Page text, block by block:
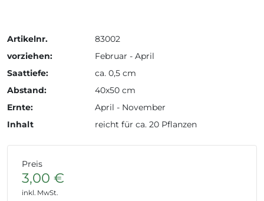
Artikelnr.
83002
vorziehen:
Februar - April
Saattiefe:
ca. 0,5 cm
Abstand:
40x50 cm
Ernte:
April - November
Inhalt
reicht für ca. 20 Pflanzen
Preis
3,00 €
inkl. MwSt.